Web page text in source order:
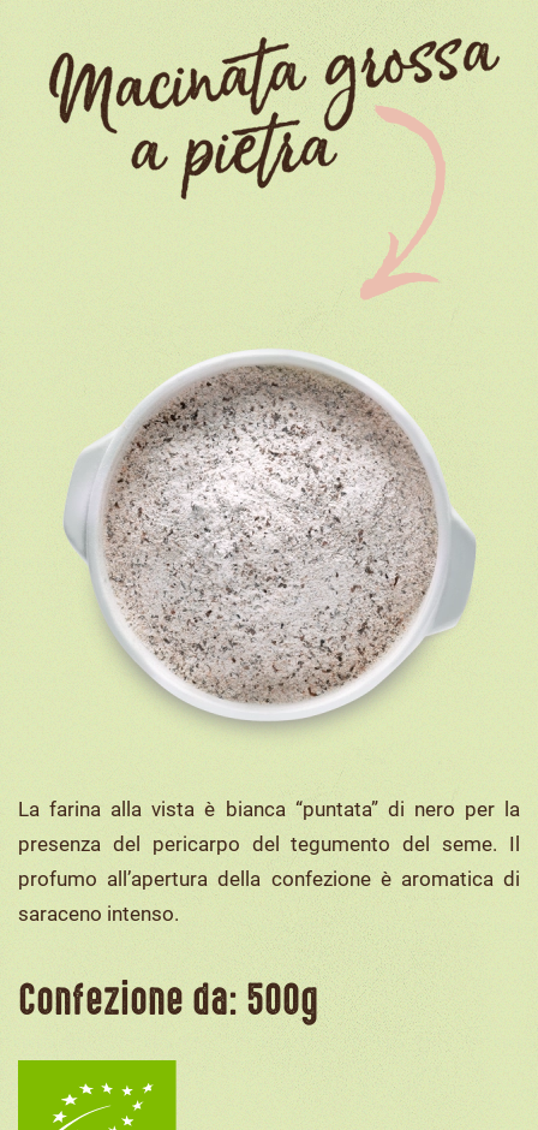
La farina alla vista è bianca “puntata” di nero per la
presenza del pericarpo del tegumento del seme. Il
profumo all’apertura della confezione è aromatica di
saraceno intenso.
Confezione da: 500g